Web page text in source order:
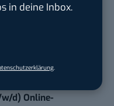
in deine Inbox.
d) Online-